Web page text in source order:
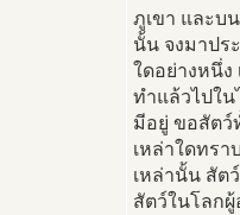
ภูเขา และบ
นั้น จงมาปร
ใดอย่างหนึ่ง
ทำแล้วไปใ
มีอยู่ ขอสัตว์
เหล่าใดทร
เหล่านั้น สัต
สัตว์ในโลก